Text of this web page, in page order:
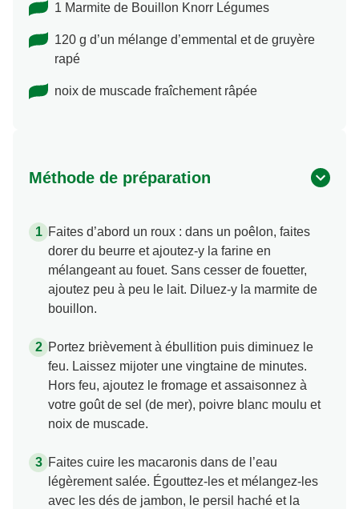
1 Marmite de Bouillon Knorr Légumes
120 g d’un mélange d’emmental et de gruyère
rapé
noix de muscade fraîchement râpée
Méthode de préparation
Faites d’abord un roux : dans un poêlon, faites
dorer du beurre et ajoutez-y la farine en
mélangeant au fouet. Sans cesser de fouetter,
ajoutez peu à peu le lait. Diluez-y la marmite de
bouillon.
Portez brièvement à ébullition puis diminuez le
feu. Laissez mijoter une vingtaine de minutes.
Hors feu, ajoutez le fromage et assaisonnez à
votre goût de sel (de mer), poivre blanc moulu et
noix de muscade.
Faites cuire les macaronis dans de l’eau
légèrement salée. Égouttez-les et mélangez-les
avec les dés de jambon, le persil haché et la